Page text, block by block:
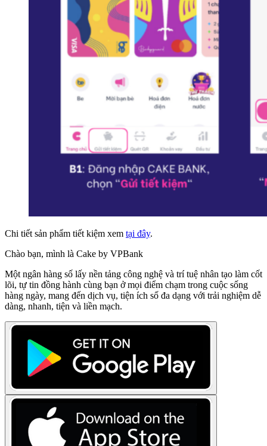
Chi tiết sản phẩm tiết kiệm xem tại đây.
Chào bạn, mình là Cake by VPBank
Một ngân hàng số lấy nền tảng công nghệ và trí tuệ nhân tạo làm cốt
lõi, tự tin đồng hành cùng bạn ở mọi điểm chạm trong cuộc sống
hàng ngày, mang đến dịch vụ, tiện ích số đa dạng với trải nghiệm dễ
dàng, nhanh, tiện và liền mạch.